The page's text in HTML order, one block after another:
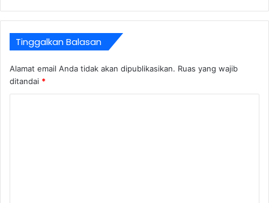
Tinggalkan Balasan
Alamat email Anda tidak akan dipublikasikan. Ruas yang wajib
ditandai *